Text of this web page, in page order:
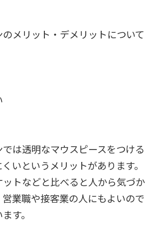
メリット・デメリットについて
は透明なマウスピースをつける
いというメリットがあります。
トなどと比べると人から気づか
業職や接客業の人にもよいので
す。